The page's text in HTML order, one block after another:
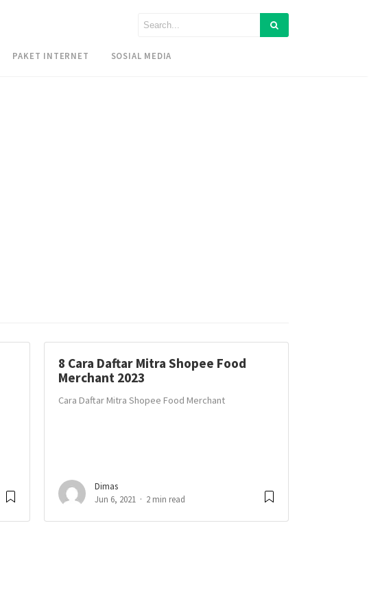
PAKET INTERNET SOSIAL MEDIA
8 Cara Daftar Mitra Shopee Food
Merchant 2023
Cara Daftar Mitra Shopee Food Merchant
Dimas
Jun 6, 2021
2 min read